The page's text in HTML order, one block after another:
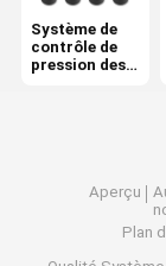
Système de
Solutions de
Système de
contrôle de
pression des
Aperçu
Plan